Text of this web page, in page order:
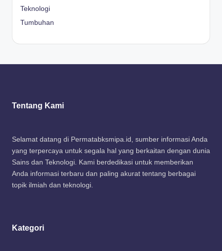
Teknologi
Tumbuhan
Tentang Kami
Selamat datang di Permatabksmipa.id, sumber informasi Anda
yang terpercaya untuk segala hal yang berkaitan dengan dunia
Sains dan Teknologi. Kami berdedikasi untuk memberikan
Anda informasi terbaru dan paling akurat tentang berbagai
topik ilmiah dan teknologi.
Kategori